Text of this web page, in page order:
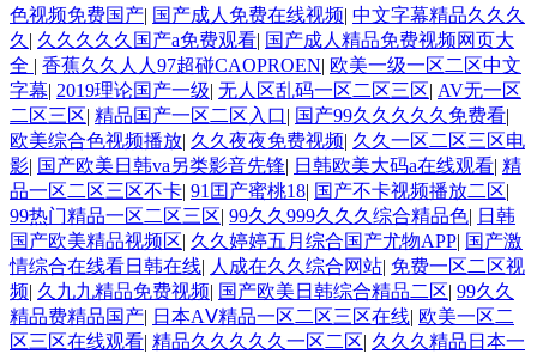
色视频免费国产| 国产成人免费在线视频| 中文字幕精品久久久
久 | 久久久久久国产a免费观看| 国产成人精品免费视频网页大
全 | 香蕉久久人人97超碰CAOPROEN| 欧美一级一区二区中文
字幕| 2019理论国产一级| 无人区乱码一区二区三区| AV无一区
二区三区| 精品国产一区二区入口| 国产99久久久久久免费看|
欧美综合色视频播放| 久久夜夜免费视频| 久久一区二区三区电
影| 国产欧美日韩va另类影音先锋| 日韩欧美大码a在线观看| 精
品一区二区三区不卡| 91囯产蜜桃18| 国产不卡视频播放二区|
99热门精品一区二区三区| 99久久999久久久综合精品色| 日韩
国产欧美精品视频区| 久久婷婷五月综合国产尤物APP| 国产激
情综合在线看日韩在线| 人成在久久综合网站| 免费一区二区视
频| 久九九精品免费视频| 国产欧美日韩综合精品二区| 99久久
精品费精品国产| 日本AⅤ精品一区二区三区在线| 欧美一区二
区三区在线观看| 精品久久久久久一区二区| 久久久精品日本一